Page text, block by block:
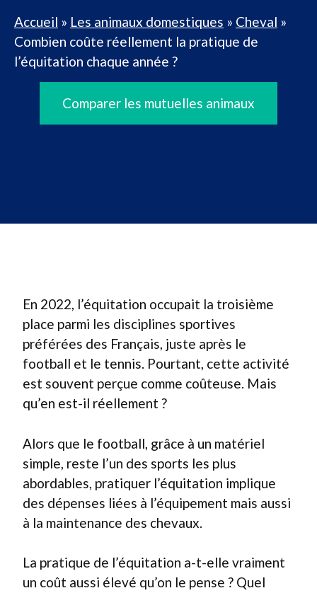
Accueil » Les animaux domestiques » Cheval »
Combien coûte réellement la pratique de
l’équitation chaque année ?
Comparer les mutuelles animaux
En 2022, l’équitation occupait la troisième
place parmi les disciplines sportives
préférées des Français, juste après le
football et le tennis. Pourtant, cette activité
est souvent perçue comme coûteuse. Mais
qu’en est-il réellement ?
Alors que le football, grâce à un matériel
simple, reste l’un des sports les plus
abordables, pratiquer l’équitation implique
des dépenses liées à l’équipement mais aussi
à la maintenance des chevaux.
La pratique de l’équitation a-t-elle vraiment
un coût aussi élevé qu’on le pense ? Quel